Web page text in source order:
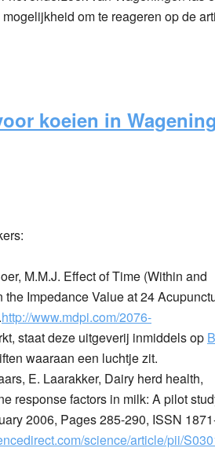
om te reageren op de
koeien in
M.M.J. Effect of Time (Within and
Impedance Value at 24
http://www.mdpi.com/2076-
staat deze uitgeverij inmiddels op
waaraan een luchtje zit.
E. Laarakker, Dairy herd health,
response factors in milk: A pilot
2006, Pages 285-290, ISSN
science/article/pii/